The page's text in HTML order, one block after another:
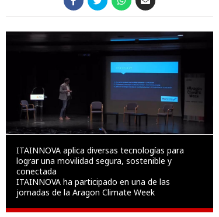
ITAINNOVA aplica diversas tecnologías para
lograr una movilidad segura, sostenible y
conectada
ITAINNOVA ha participado en una de las
jornadas de la Aragon Climate Week